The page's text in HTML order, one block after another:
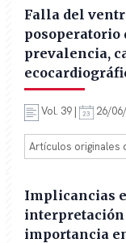
Falla del
posoperatorio
prevalencia,
Vol. 39 | 26/
Artículos originales
Implicancias
interpretación
importancia